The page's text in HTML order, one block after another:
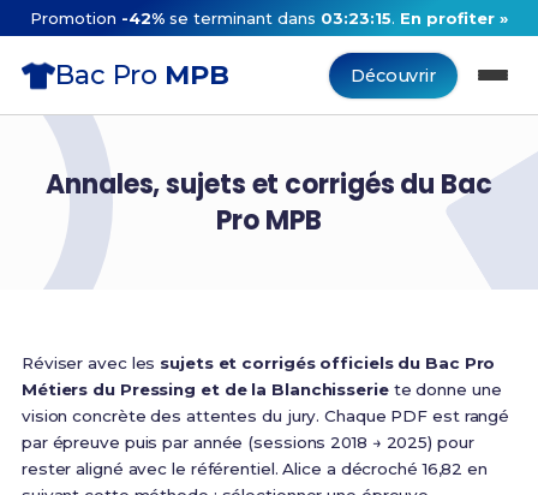
Promotion -42%se terminant dans 03:23:14. En profiter »
Bac Pro MPB Découvrir
Annales, sujets et corrigés du Bac
Pro MPB
Réviser avec les sujets et corrigés officiels du Bac Pro
Métiers du Pressing et de la Blanchisseriete donne une
vision concrète des attentes du jury. Chaque PDF est rangé
par épreuve puis par année (sessions 2018 → 2025) pour
rester aligné avec le référentiel. Alice a décroché 16,82 en